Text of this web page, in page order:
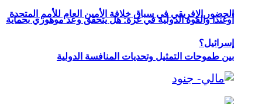
الحضور الإفريقي في سباق خلافة الأمين العام للأمم المتحدة
بين طموحات التمثيل وتحديات المنافسة الدولية
أوغندا والقوة الدولية في غزة: هل يتحقق وعد موهوزي بحماية
إسرائيل؟